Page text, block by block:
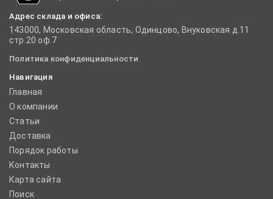
Адрес склада и офиса:
143000, Московская область, Одинцово, Внуковская д.11
стр.20 оф.7
Политика конфиденциальности
Навигация
Главная
О компании
Статьи
Доставка
Порядок работы
Контакты
Карта сайта
Поиск